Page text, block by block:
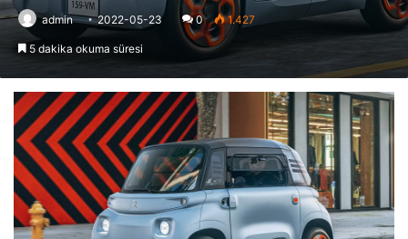
admin 2022-05-23 0 1.427
5 dakika okuma süresi